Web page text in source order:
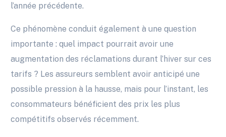
l’année précédente.
Ce phénomène conduit également à une question
importante : quel impact pourrait avoir une
augmentation des réclamations durant l’hiver sur ces
tarifs ? Les assureurs semblent avoir anticipé une
possible pression à la hausse, mais pour l’instant, les
consommateurs bénéficient des prix les plus
compétitifs observés récemment.